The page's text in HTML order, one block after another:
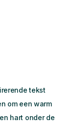
tekst
om een warm
hart onder de